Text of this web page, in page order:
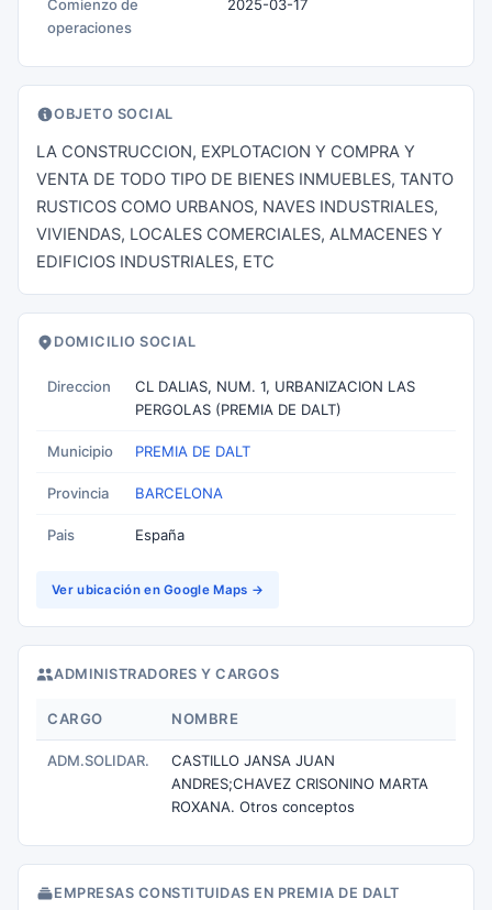
Comienzo de
operaciones
2025-03-17
OBJETO SOCIAL
LA CONSTRUCCION, EXPLOTACION Y COMPRA Y
VENTA DE TODO TIPO DE BIENES INMUEBLES, TANTO
RUSTICOS COMO URBANOS, NAVES INDUSTRIALES,
VIVIENDAS, LOCALES COMERCIALES, ALMACENES Y
EDIFICIOS INDUSTRIALES, ETC
DOMICILIO SOCIAL
Direccion
CL DALIAS, NUM. 1, URBANIZACION LAS
PERGOLAS (PREMIA DE DALT)
Municipio PREMIA DE DALT
Provincia BARCELONA
Pais España
Ver ubicación en Google Maps →
ADMINISTRADORES Y CARGOS
CARGO NOMBRE
ADM.SOLIDAR.
CASTILLO JANSA JUAN
ANDRES;CHAVEZ CRISONINO MARTA
ROXANA. Otros conceptos
EMPRESAS CONSTITUIDAS EN PREMIA DE DALT